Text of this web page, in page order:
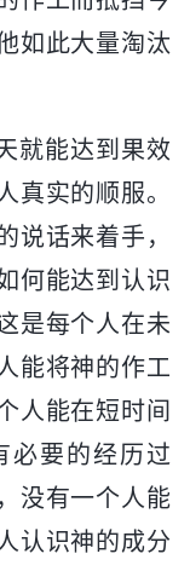
如此大量淘汰
就能达到果效
真实的顺服。
说话来着手，
何能达到认识
是每个人在未
能将神的作工
人能在短时间
必要的经历过
没有一个人能
认识神的成分